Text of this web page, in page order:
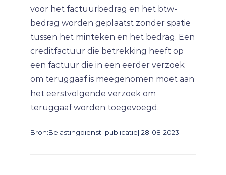
voor het factuurbedrag en het btw-
bedrag worden geplaatst zonder spatie
tussen het minteken en het bedrag. Een
creditfactuur die betrekking heeft op
een factuur die in een eerder verzoek
om teruggaaf is meegenomen moet aan
het eerstvolgende verzoek om
teruggaaf worden toegevoegd.
Bron:Belastingdienst| publicatie| 28-08-2023